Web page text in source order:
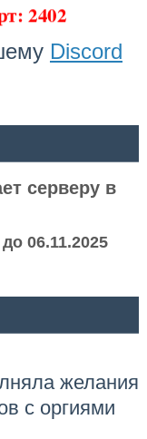
2402
Discord
серверу в
06.11.2025
желания
с оргиями